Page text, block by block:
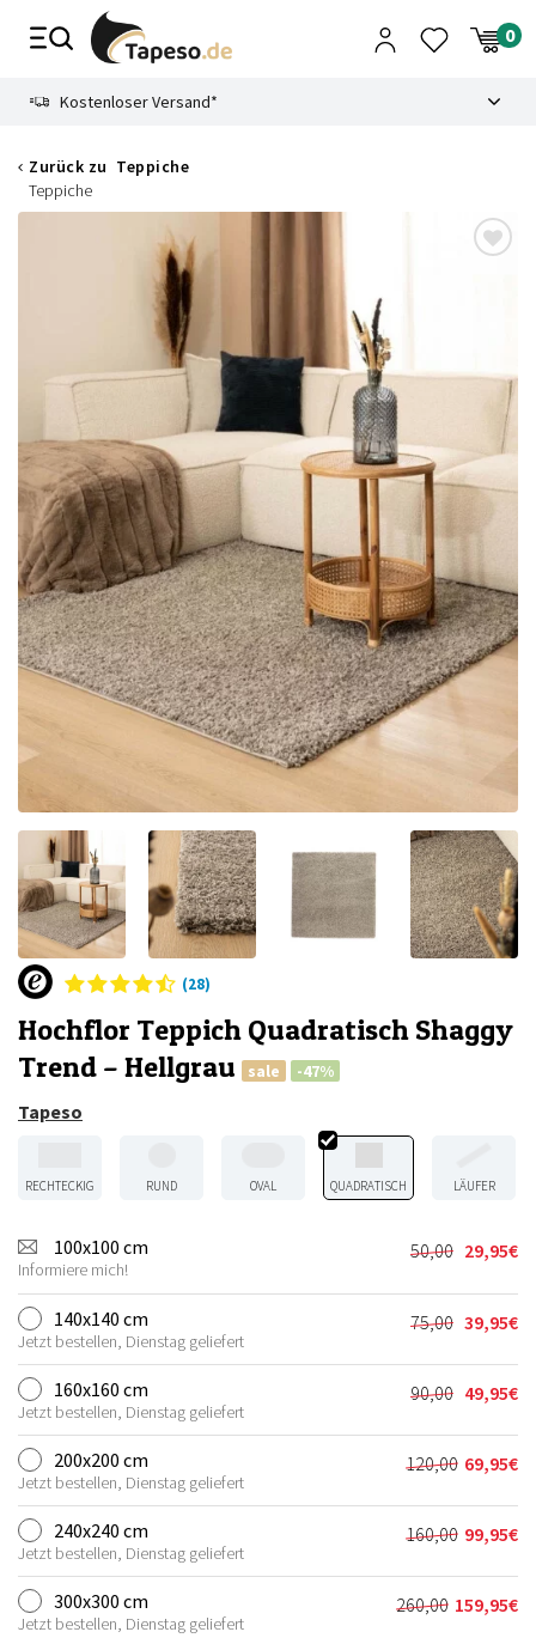
Zusammenbruch
Kostenloser Versand*
Zurück zu Teppiche
Teppiche
(28)
Hochflor Teppich Quadratisch Shaggy
Trend – Hellgrau
sale -47%
Tapeso
RECHTECKIG RUND OVAL QUADRATISCH LÄUFER
100x100 cm
Informiere mich!
50,00
Preis
war:
50,00€
29,95€
Aktueller
Preis
ist:
29,95€.
140x140 cm
Jetzt bestellen, Dienstag geliefert
75,00
Preis
war:
75,00€
39,95€
Aktueller
Preis
ist:
39,95€.
160x160 cm
Jetzt bestellen, Dienstag geliefert
90,00
Preis
war:
90,00€
49,95€
Aktueller
Preis
ist:
49,95€.
200x200 cm
Jetzt bestellen, Dienstag geliefert
120,00
Preis
war:
120,00€
69,95€
Aktueller
Preis
ist:
69,95€.
240x240 cm
Jetzt bestellen, Dienstag geliefert
160,00
Preis
war:
160,00€
99,95€
Aktueller
Preis
ist:
99,95€.
300x300 cm
Jetzt bestellen, Dienstag geliefert
260,00 159,95€
Aktueller